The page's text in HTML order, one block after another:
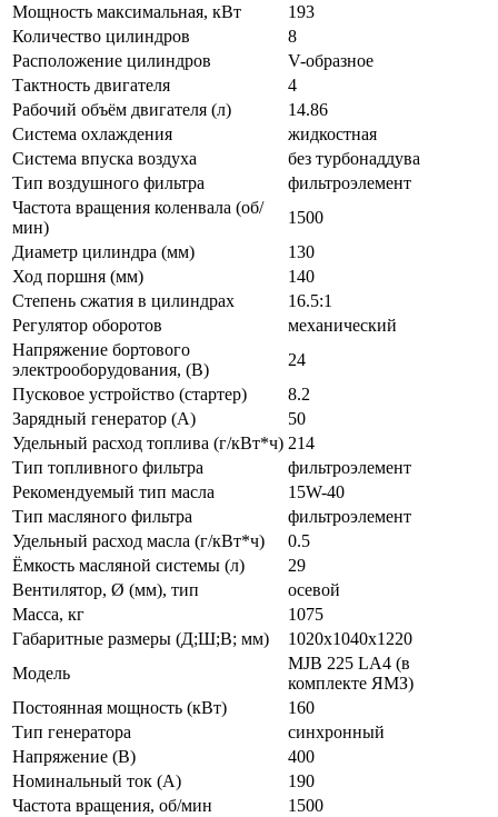
Мощность максимальная, кВт
193
Количество цилиндров
8
Расположение цилиндров
V-образное
Тактность двигателя
4
Рабочий объём двигателя (л)
14.86
Система охлаждения
жидкостная
Система впуска воздуха
без турбонаддува
Тип воздушного фильтра
фильтроэлемент
Частота вращения коленвала (об/
мин)
1500
Диаметр цилиндра (мм)
130
Ход поршня (мм)
140
Степень сжатия в цилиндрах
16.5:1
Регулятор оборотов
механический
Напряжение бортового
электрооборудования, (В)
24
Пусковое устройство (стартер)
8.2
Зарядный генератор (А)
50
Удельный расход топлива (г/кВт*ч) 214
Тип топливного фильтра
фильтроэлемент
Рекомендуемый тип масла
15W-40
Тип масляного фильтра
фильтроэлемент
Удельный расход масла (г/кВт*ч)
0.5
Ёмкость масляной системы (л)
29
Вентилятор, Ø (мм), тип
осевой
Масса, кг
1075
Габаритные размеры (Д;Ш;В; мм)
1020х1040х1220
Модель
MJB 225 LА4 (в
комплекте ЯМЗ)
Постоянная мощность (кВт)
160
Тип генератора
синхронный
Напряжение (В)
400
Номинальный ток (А)
190
Частота вращения, об/мин
1500